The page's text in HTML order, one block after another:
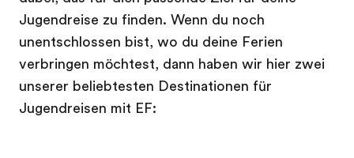
Jugendreise zu finden. Wenn du noch
unentschlossen bist, wo du deine Ferien
verbringen möchtest, dann haben wir hier zwei
unserer beliebtesten Destinationen für
Jugendreisen mit EF: